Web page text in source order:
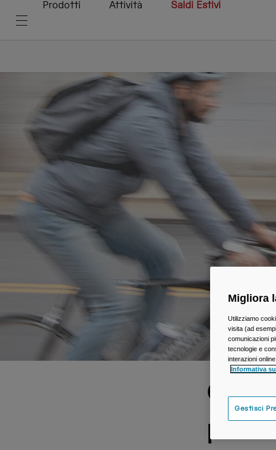
Prodotti Attività Saldi Estivi
Migliora
Utilizziamo
visita (ad
comunicazioni
tecnologie e
interazioni
Informativa
Gestisci